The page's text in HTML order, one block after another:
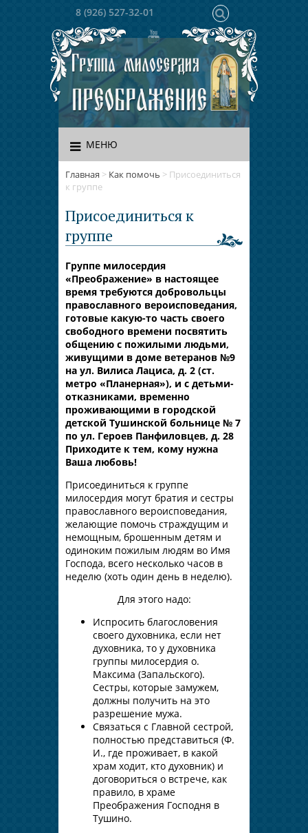
8 (926) 527-32-01
МЕНЮ
Главная > Как помочь > Присоединиться
к группе
Присоединиться к
группе
Группе милосердия
«Преображение» в настоящее
время требуются добровольцы
православного вероисповедания,
готовые какую-то часть своего
свободного времени посвятить
общению с пожилыми людьми,
живущими в доме ветеранов №9
на ул. Вилиса Лациса, д. 2 (ст.
метро «Планерная»), и с детьми-
отказниками, временно
проживающими в городской
детской Тушинской больнице № 7
по ул. Героев Панфиловцев, д. 28
Приходите к тем, кому нужна
Ваша любовь!
Присоединиться к группе
милосердия могут братия и сестры
православного вероисповедания,
желающие помочь страждущим и
немощным, брошенным детям и
одиноким пожилым людям во Имя
Господа, всего несколько часов в
неделю (хоть один день в неделю).
Для этого надо:
Испросить благословения
своего духовника, если нет
духовника, то у духовника
группы милосердия о.
Максима (Запальского).
Сестры, которые замужем,
должны получить на это
разрешение мужа.
Связаться с Главной сестрой,
полностью представиться (Ф.
И., где проживает, в какой
храм ходит, кто духовник) и
договориться о встрече, как
правило, в храме
Преображения Господня в
Тушино.